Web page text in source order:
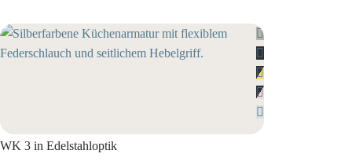
WK 3 in Edelstahloptik